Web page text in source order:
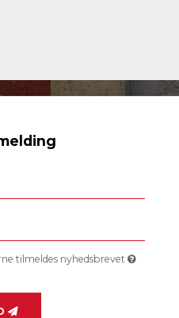
tilmeldes nyhedsbrevet